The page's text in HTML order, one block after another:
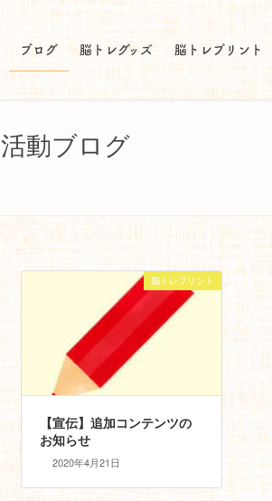
ブログ 脳トレグッズ 脳トレプリント
活動ブログ
脳トレプリント
【宣伝】追加コンテンツの
お知らせ
2020年4月21日